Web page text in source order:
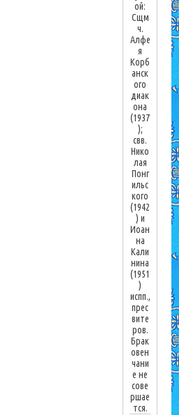
ой:
Сщм
ч.
Алфе
я
Корб
анск
ого
диак
она
(1937
);
свв.
Нико
лая
Понг
ильс
кого
(1942
) и
Иоан
на
Кали
нина
(1951
)
испп.,
прес
вите
ров.
Брак
овен
чани
е не
сове
ршае
тся.